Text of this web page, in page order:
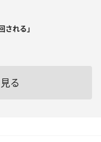
される」
る